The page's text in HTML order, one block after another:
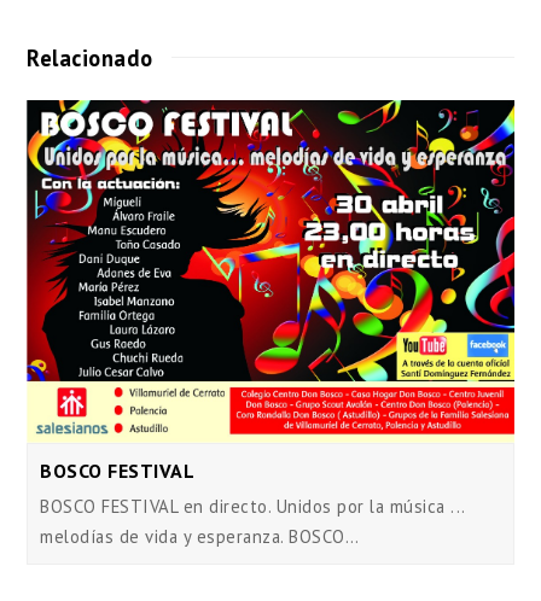
Relacionado
BOSCO FESTIVAL
BOSCO FESTIVAL en directo. Unidos por la música ...
melodías de vida y esperanza. BOSCO…